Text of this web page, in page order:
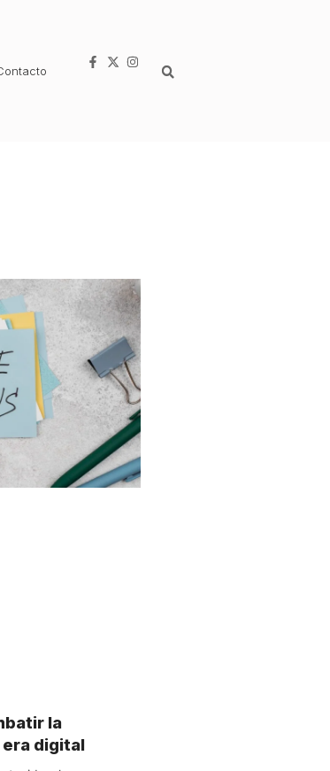
la
digital